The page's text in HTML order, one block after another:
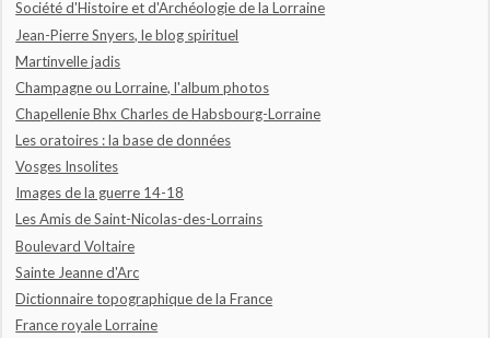
Société d'Histoire et d'Archéologie de la Lorraine
Jean-Pierre Snyers, le blog spirituel
Martinvelle jadis
Champagne ou Lorraine, l'album photos
Chapellenie Bhx Charles de Habsbourg-Lorraine
Les oratoires : la base de données
Vosges Insolites
Images de la guerre 14-18
Les Amis de Saint-Nicolas-des-Lorrains
Boulevard Voltaire
Sainte Jeanne d'Arc
Dictionnaire topographique de la France
France royale Lorraine